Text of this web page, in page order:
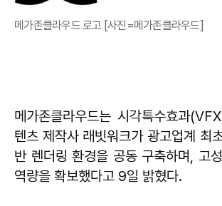
메가존클라우드 로고 [사진=메가존클라우드]
메가존클라우드는 시각특수효과
텐츠 제작사 래빗워크가 광고업계 최
반 렌더링 환경을 공동 구축하며, 고
역량을 확보했다고 9일 밝혔다.